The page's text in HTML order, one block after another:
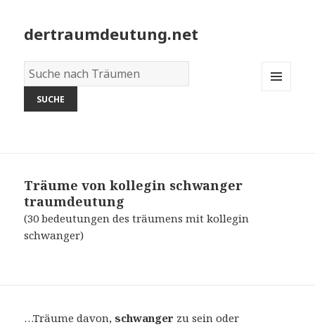
dertraumdeutung.net
Wörterbuch
der
Träume:
Träume von kollegin schwanger
traumdeutung
(30 bedeutungen des träumens mit kollegin
schwanger)
…Träume davon,schwanger zu sein oder